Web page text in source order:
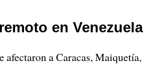
en Venezuela
afectaron a Caracas, Maiquetía,